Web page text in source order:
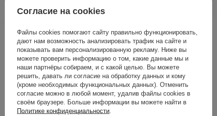
Другие клиенты также
проверили
Согласие на cookies
Файлы cookies помогают сайту правильно функционировать,
дают нам возможность анализировать трафик на сайте и
показывать вам персонализированную рекламу. Ниже вы
можете проверить информацию о том, какие данные мы и
наши партнёры собираем, и с какой целью. Вы можете
решить, давать ли согласие на обработку данных и кому
(кроме необходимых функциональных данных). Отменить
согласие можно в любой момент, удалив файлы cookies в
своём браузере. Больше информации вы можете найти в
Политике конфиденциальности